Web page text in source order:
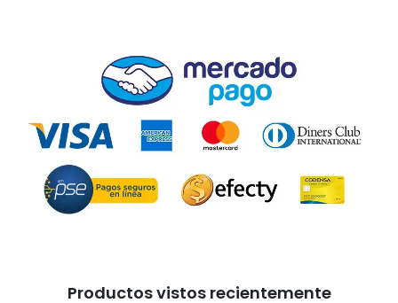
Productos vistos recientemente